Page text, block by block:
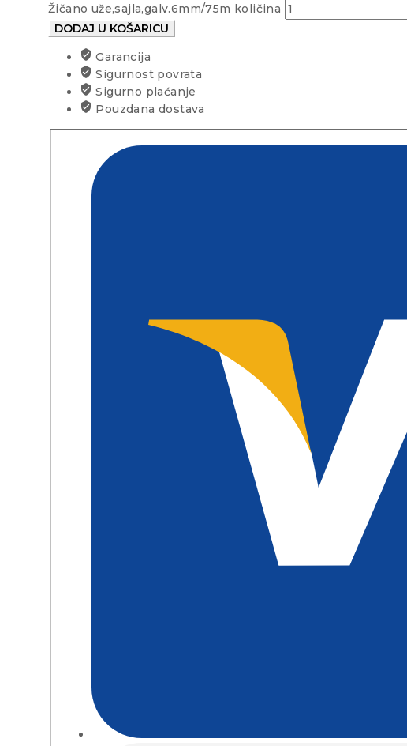
Žičano uže,sajla,galv.6mm/75m količina
DODAJ U KOŠARICU
Garancija
Sigurnost povrata
Sigurno plaćanje
Pouzdana dostava